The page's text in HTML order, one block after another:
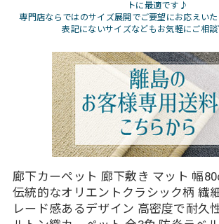
トに最適です♪
専門店ならではのサイズ展開でご要望にお応えい
表記にないサイズなどもお気軽にご相談
廊下カーペット 廊下敷き マット 幅
伝統的なオリエントクラシック柄 繊
レード感あるデザイン 高密度で耐久